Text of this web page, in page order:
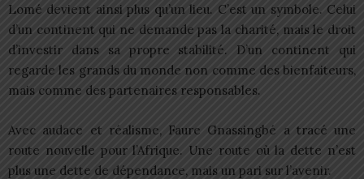
Lomé devient ainsi plus qu’un lieu. C’est un symbole. Celui
d’un continent qui ne demande pas la charité, mais le droit
d’investir dans sa propre stabilité. D’un continent qui
regarde les grands du monde non comme des bienfaiteurs,
mais comme des partenaires responsables.
Avec audace et réalisme, Faure Gnassingbé a tracé une
route nouvelle pour l’Afrique. Une route où la dette n’est
plus une dette de dépendance, mais un pari sur l’avenir.